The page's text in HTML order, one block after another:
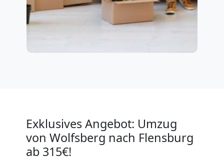
Exklusives Angebot: Umzug
von Wolfsberg nach Flensburg
ab 315€!